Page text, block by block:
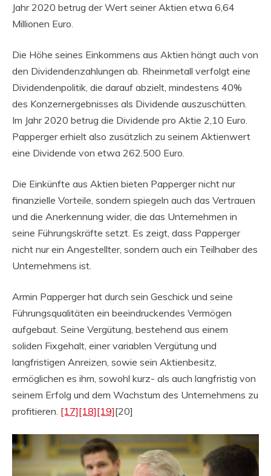
Jahr 2020 betrug der Wert seiner Aktien etwa 6,64
Millionen Euro.
Die Höhe seines Einkommens aus Aktien hängt auch von
den Dividendenzahlungen ab. Rheinmetall verfolgt eine
Dividendenpolitik, die darauf abzielt, mindestens 40%
des Konzernergebnisses als Dividende auszuschütten.
Im Jahr 2020 betrug die Dividende pro Aktie 2,10 Euro.
Papperger erhielt also zusätzlich zu seinem Aktienwert
eine Dividende von etwa 262.500 Euro.
Die Einkünfte aus Aktien bieten Papperger nicht nur
finanzielle Vorteile, sondern spiegeln auch das Vertrauen
und die Anerkennung wider, die das Unternehmen in
seine Führungskräfte setzt. Es zeigt, dass Papperger
nicht nur ein Angestellter, sondern auch ein Teilhaber des
Unternehmens ist.
Armin Papperger hat durch sein Geschick und seine
Führungsqualitäten ein beeindruckendes Vermögen
aufgebaut. Seine Vergütung, bestehend aus einem
soliden Fixgehalt, einer variablen Vergütung und
langfristigen Anreizen, sowie sein Aktienbesitz,
ermöglichen es ihm, sowohl kurz- als auch langfristig von
seinem Erfolg und dem Wachstum des Unternehmens zu
profitieren. [17][18][19][20]